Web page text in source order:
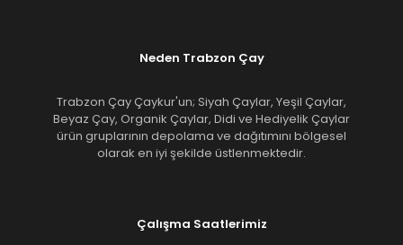
Neden Trabzon Çay
Trabzon Çay Çaykur'un; Siyah Çaylar, Yeşil Çaylar,
Beyaz Çay, Organik Çaylar, Didi ve Hediyelik Çaylar
ürün gruplarının depolama ve dağıtımını bölgesel
olarak en iyi şekilde üstlenmektedir.
Çalışma Saatlerimiz